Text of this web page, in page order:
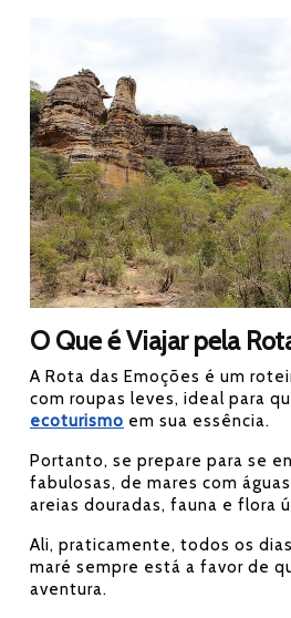
O Que é Viajar pela
A Rota das Emoções é um
com roupas leves, ideal para
ecoturismo em sua essência.
Portanto, se prepare para se
fabulosas, de mares com
areias douradas, fauna e flora
Ali, praticamente, todos os
maré sempre está a favor de
aventura.